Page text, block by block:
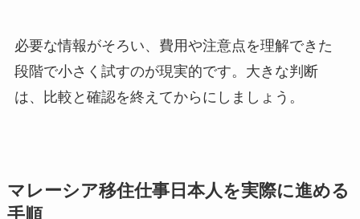
必要な情報がそろい、費用や注意点を理解できた
段階で小さく試すのが現実的です。大きな判断
は、比較と確認を終えてからにしましょう。
マレーシア移住仕事日本人を実際に進める